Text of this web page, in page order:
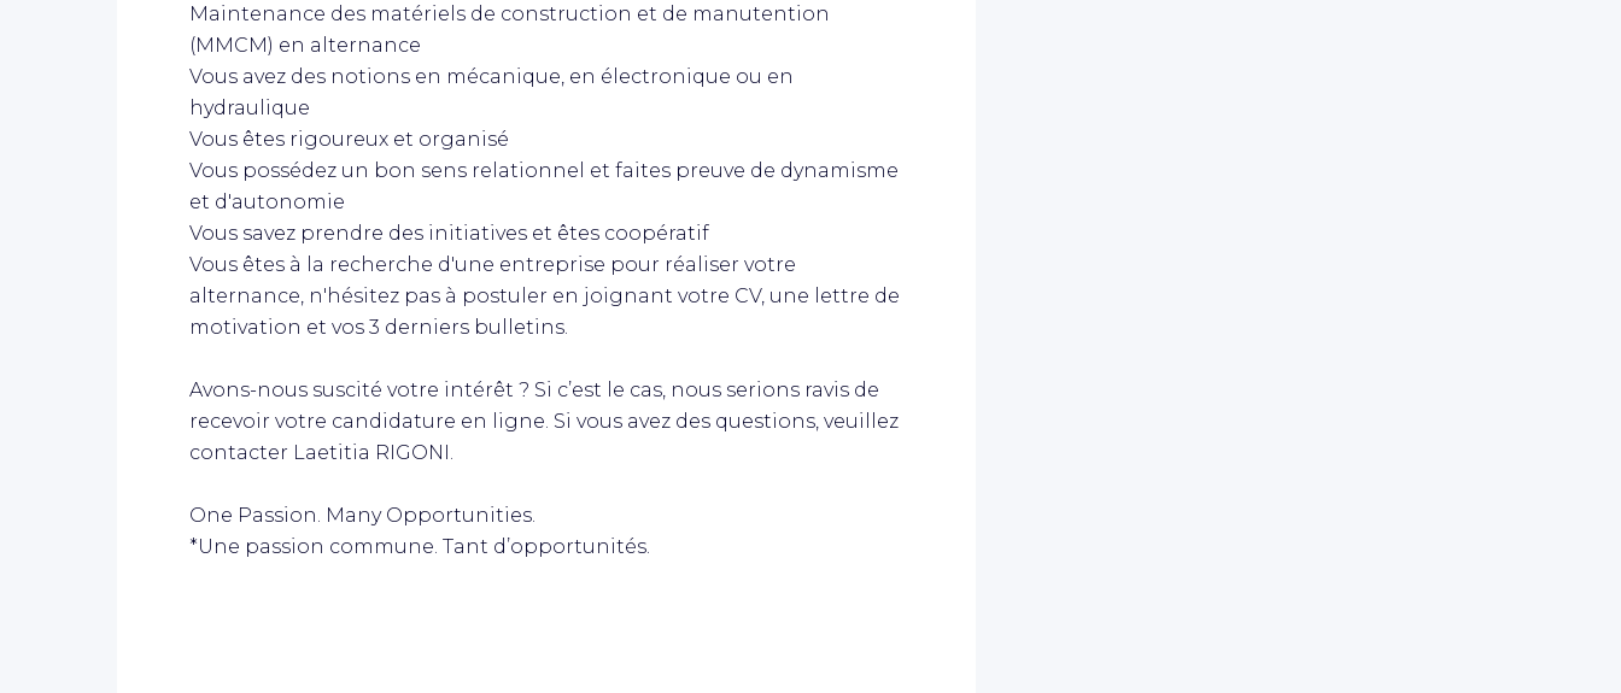
Maintenance des matériels de construction et de manutention
(MMCM) en alternance
Vous avez des notions en mécanique, en électronique ou en
hydraulique
Vous êtes rigoureux et organisé
Vous possédez un bon sens relationnel et faites preuve de dynamisme
et d'autonomie
Vous savez prendre des initiatives et êtes coopératif
Vous êtes à la recherche d'une entreprise pour réaliser votre
alternance, n'hésitez pas à postuler en joignant votre CV, une lettre de
motivation et vos 3 derniers bulletins.
Avons-nous suscité votre intérêt ? Si c’est le cas, nous serions ravis de
recevoir votre candidature en ligne. Si vous avez des questions, veuillez
contacter Laetitia RIGONI.
One Passion. Many Opportunities.
*Une passion commune. Tant d’opportunités.